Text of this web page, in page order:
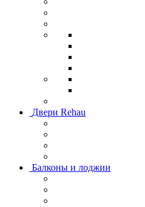
Двери Rehau
Балконы и лоджии